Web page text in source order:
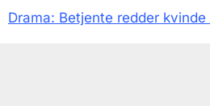
Drama: Betjente redder